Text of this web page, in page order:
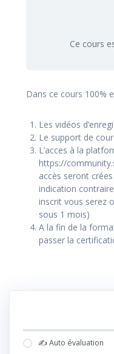
Ce cours
Dans ce cours 100%
Les vidéos
Le support de
L’acces à la
https://
accès seront
indication
inscrit vous serez
sous 1 mois)
A la fin de la
passer la
✍️ Auto évaluation